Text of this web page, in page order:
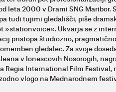
leta 2000 v Drami SNG
tudi tujimi gledališči, piše
»stationvoice«. Ukvarja se z
pristopa študiozno,
gledalec. Za svoje
v Ionescovih Nosorogih,
Regia International Film
vlogo na Mednarodnem